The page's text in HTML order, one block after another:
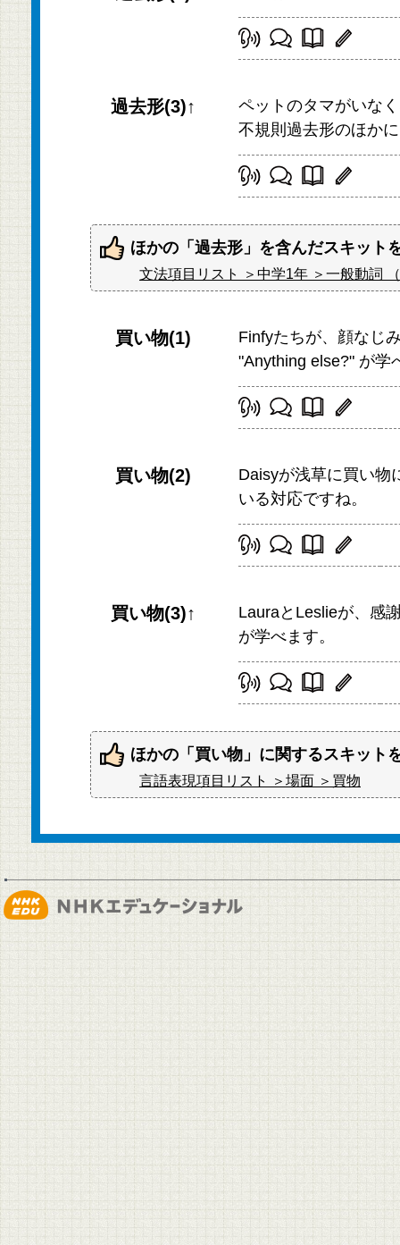
過去形(3)↑
ペットのタマがいな
不規則過去形のほか
ほかの「過去形」を含んだスキット
文法項目リスト ＞中学1年 ＞一般動詞
買い物(1)
Finfyたちが、顔なじ
"Anything else?" が学
買い物(2)
Daisyが浅草に買い物
いる対応ですね。
買い物(3)↑
LauraとLeslieが、感
が学べます。
ほかの「買い物」に関するスキット
言語表現項目リスト ＞場面 ＞買物